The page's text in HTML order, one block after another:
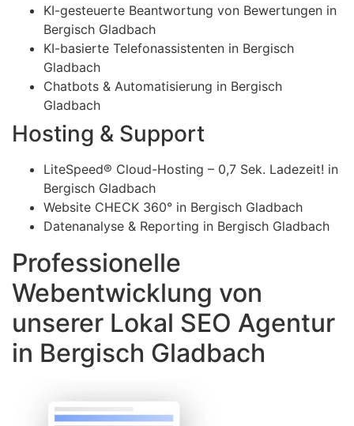
KI-gesteuerte Beantwortung von Bewertungen in
Bergisch Gladbach
KI-basierte Telefonassistenten in Bergisch
Gladbach
Chatbots & Automatisierung in Bergisch
Gladbach
Hosting & Support
LiteSpeed® Cloud-Hosting – 0,7 Sek. Ladezeit! in
Bergisch Gladbach
Website CHECK 360° in Bergisch Gladbach
Datenanalyse & Reporting in Bergisch Gladbach
Professionelle
Webentwicklung von
unserer Lokal SEO Agentur
in Bergisch Gladbach